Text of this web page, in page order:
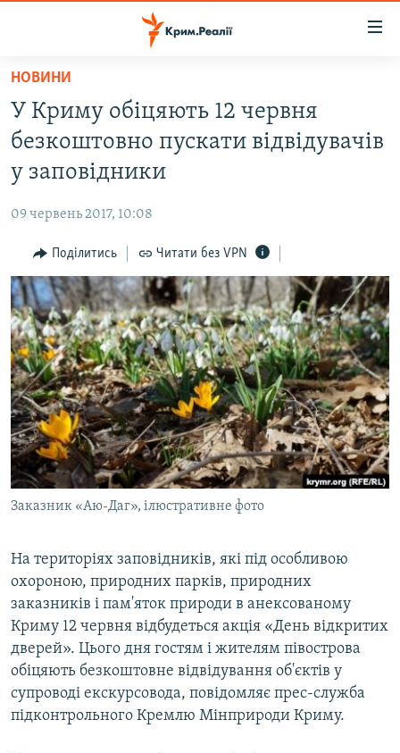
Перейти
основного
матеріалу
до
основної
навігації
Перейти
до
пошуку
ВОДА.КРИМ
ВІДЕО ТА ФОТО
БЛОГИ
ПОГЛЯД
ІНТЕРВ'Ю
ВСЕ ЗА ДЕНЬ
СПЕЦПРОЕКТИ
ДЕПОРТАЦІЯ
ВІДЕОУРОКИ «ELIFBE»
СВІДЧЕННЯ ОКУПАЦІЇ
УКРАЇНСЬКА ПРОБЛЕМА КРИМУ
ІНФОГРАФІКА
ЯК ОБІЙТИ БЛОКУВАННЯ
Русский
Qırımtatar
ДОЛУЧАЙСЯ!
Усі сайти RFE/RL
НОВИНИ
У Криму обіцяють 12 червня
безкоштовно пускати відвідувачів
у заповідники
09 червень 2017, 10:08
Поділитись Читати без VPN
Заказник «Аю-Даг», ілюстративне фото
На територіях заповідників, які під особливою
охороною, природних парків, природних
заказників і пам'яток природи в анексованому
Криму 12 червня відбудеться акція «День відкритих
дверей». Цього дня гостям і жителям півострова
обіцяють безкоштовне відвідування об'єктів у
супроводі екскурсовода, повідомляє прес-служба
підконтрольного Кремлю Мінприроди Криму.